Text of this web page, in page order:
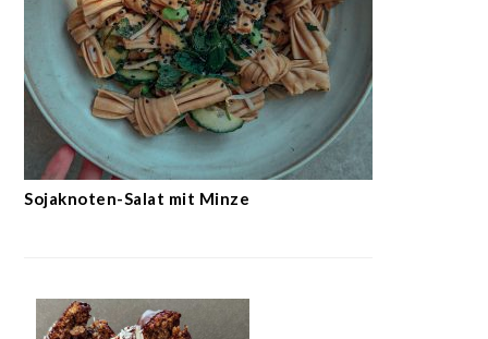
Sojaknoten-Salat mit Minze